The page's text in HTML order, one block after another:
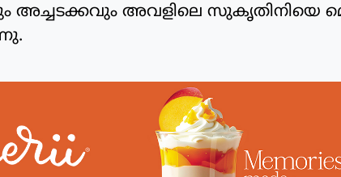
അച്ചടക്കവും അവളിലെ സുകൃതിനിയെ